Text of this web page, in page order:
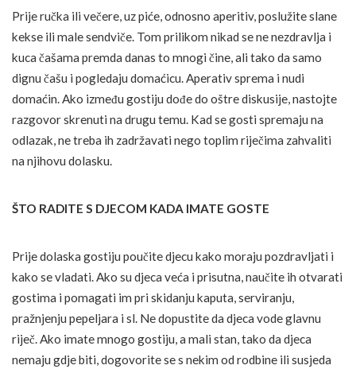
Prije ručka ili večere, uz piće, odnosno aperitiv, poslužite slane
kekse ili male sendviče. Tom prilikom nikad se ne nezdravlja i
kuca čašama premda danas to mnogi čine, ali tako da samo
dignu čašu i pogledaju domaćicu. Aperativ sprema i nudi
domaćin. Ako između gostiju dođe do oštre diskusije, nastojte
razgovor skrenuti na drugu temu. Kad se gosti spremaju na
odlazak, ne treba ih zadržavati nego toplim riječima zahvaliti
na njihovu dolasku.
ŠTO RADITE S DJECOM KADA IMATE GOSTE
Prije dolaska gostiju poučite djecu kako moraju pozdravljati i
kako se vladati. Ako su djeca veća i prisutna, naučite ih otvarati
gostima i pomagati im pri skidanju kaputa, serviranju,
pražnjenju pepeljara i sl. Ne dopustite da djeca vode glavnu
riječ. Ako imate mnogo gostiju, a mali stan, tako da djeca
nemaju gdje biti, dogovorite se s nekim od rodbine ili susjeda